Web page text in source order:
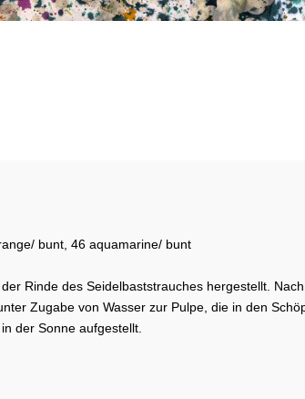
bunt, 46 aquamarine/ bunt
Rinde des Seidelbaststrauches hergestellt.
Zugabe von Wasser zur Pulpe, die in den
der Sonne aufgestellt.